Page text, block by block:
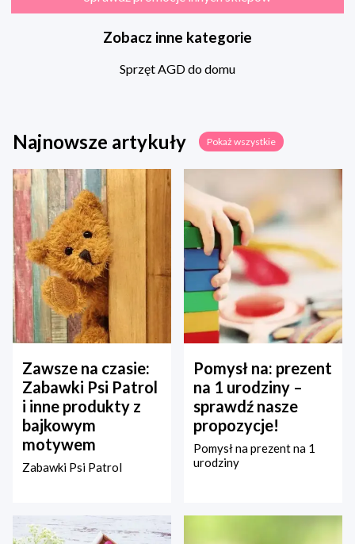
Zobacz inne kategorie
Sprzęt AGD do domu
Najnowsze artykuły Pokaż wszystkie
Zawsze na czasie:
Zabawki Psi Patrol
i inne produkty z
bajkowym
motywem
Zabawki Psi Patrol
Pomysł na: prezent
na 1 urodziny –
sprawdź nasze
propozycje!
Pomysł na prezent na 1
urodziny